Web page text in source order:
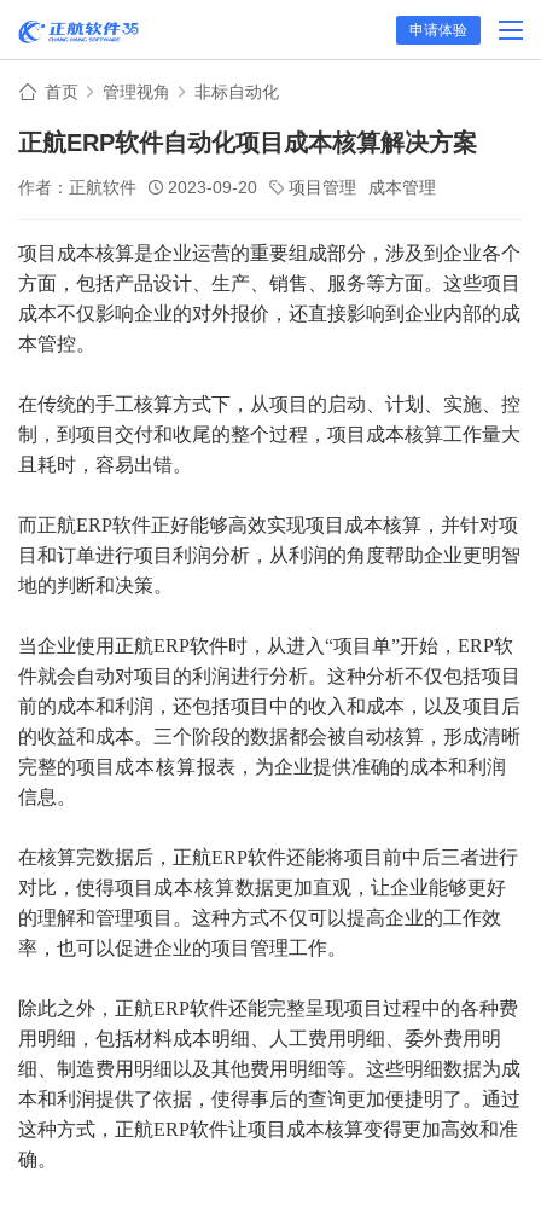
申请体验
首页 管理视角 非标自动化
正航ERP软件自动化项目成本核算解决方案
作者：正航软件 2023-09-20 项目管理 成本管理
项目成本核算是企业运营的重要组成部分，涉及到企业各个
方面，包括产品设计、生产、销售、服务等方面。这些项目
成本不仅影响企业的对外报价，还直接影响到企业内部的成
本管控。
在传统的手工核算方式下，从项目的启动、计划、实施、控
制，到项目交付和收尾的整个过程，项目成本核算工作量大
且耗时，容易出错。
而正航ERP软件正好能够高效实现项目成本核算，并针对项
目和订单进行项目利润分析，从利润的角度帮助企业更明智
地的判断和决策。
当企业使用正航ERP软件时，从进入“项目单”开始，ERP软
件就会自动对项目的利润进行分析。这种分析不仅包括项目
前的成本和利润，还包括项目中的收入和成本，以及项目后
的收益和成本。三个阶段的数据都会被自动核算，形成清晰
完整的项目 成本核算报表，为企业提供准确的成本和利润
信息。
在核算完数据后，正航ERP软件还能将项目前中后三者进行
对比，使得项目 成本核算数据更加直观，让企业能够更好
的理解和管理项目。这种方式不仅可以提高企业的工作效
率，也可以促进企业的项目管理工作。
除此之外，正航ERP软件还能完整呈现项目过程中的各种费
用明细，包括材料成本明细、人工费用明细、委外费用明
细、制造费用明细以及其他费用明细等。这些明细数据为成
本和利润提供了依据，使得事后的查询更加便捷明了。通过
这种方式，正航ERP软件让项目成本核算变得更加高效和准
确。